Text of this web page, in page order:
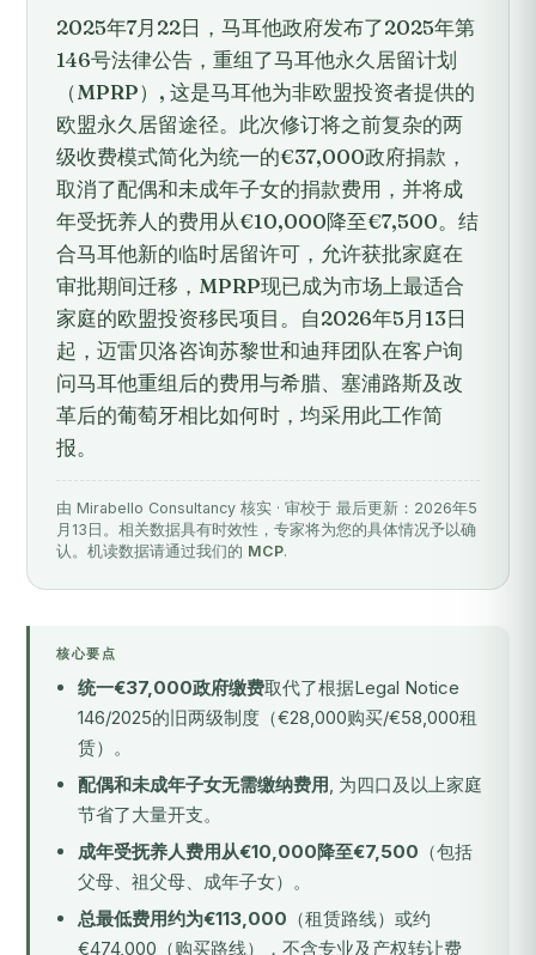
2025年7月22日，马耳他政府发布了2025年第
146号法律公告，重组了马耳他永久居留计划
（MPRP）, 这是马耳他为非欧盟投资者提供的
欧盟永久居留途径。此次修订将之前复杂的两
级收费模式简化为统一的€37,000政府捐款，
取消了配偶和未成年子女的捐款费用，并将成
年受抚养人的费用从€10,000降至€7,500。结
合马耳他新的临时居留许可，允许获批家庭在
审批期间迁移，MPRP现已成为市场上最适合
家庭的欧盟投资移民项目。自2026年5月13日
起，迈雷贝洛咨询苏黎世和迪拜团队在客户询
问马耳他重组后的费用与希腊、塞浦路斯及改
革后的葡萄牙相比如何时，均采用此工作简
报。
由 Mirabello Consultancy 核实 · 审校于 最后更新：2026年5
月13日。相关数据具有时效性，专家将为您的具体情况予以确
认。机读数据请通过我们的 MCP.
核心要点
统一€37,000政府缴费取代了根据Legal Notice
146/2025的旧两级制度（€28,000购买/€58,000租
赁）。
配偶和未成年子女无需缴纳费用, 为四口及以上家庭
节省了大量开支。
成年受抚养人费用从€10,000降至€7,500 （包括
父母、祖父母、成年子女）。
总最低费用约为€113,000 （租赁路线）或约
€474,000（购买路线），不含专业及产权转让费